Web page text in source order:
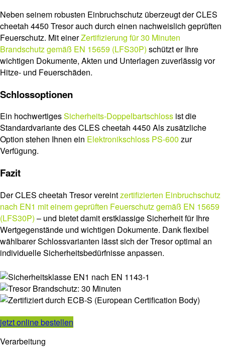
Neben seinem robusten Einbruchschutz überzeugt der CLES
cheetah 4450 Tresor auch durch einen nachweislich geprüften
Feuerschutz. Mit einerZertifizierung für 30 Minuten
Brandschutz gemäß EN 15659 (LFS30P) schützt er Ihre
wichtigen Dokumente, Akten und Unterlagen zuverlässig vor
Hitze- und Feuerschäden.
Schlossoptionen
Ein hochwertigesSicherheits-Doppelbartschloss ist die
Standardvariante des CLES cheetah 4450 Als zusätzliche
Option stehen Ihnen ein Elektronikschloss PS-600 zur
Verfügung.
Fazit
Der CLES cheetah Tresor vereintzertifizierten Einbruchschutz
nach EN1 mit einem geprüften Feuerschutz gemäß EN 15659
(LFS30P) – und bietet damit erstklassige Sicherheit für Ihre
Wertgegenstände und wichtigen Dokumente. Dank flexibel
wählbarer Schlossvarianten lässt sich der Tresor optimal an
individuelle Sicherheitsbedürfnisse anpassen.
jetzt online bestellen
Verarbeitung